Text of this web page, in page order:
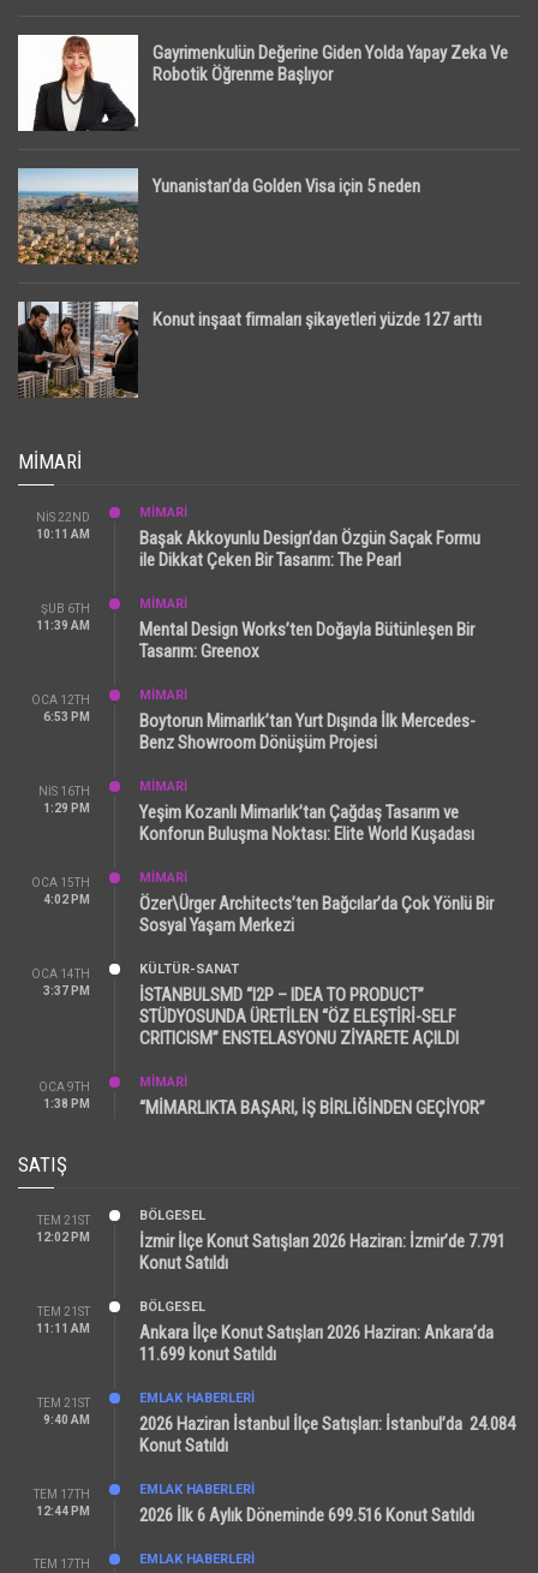
Gayrimenkulün Değerine Giden Yolda Yapay Zeka Ve
Robotik Öğrenme Başlıyor
Yunanistan’da Golden Visa için 5 neden
Konut inşaat firmaları şikayetleri yüzde 127 arttı
MIMARI
NIS 22ND
10:11 AM
MİMARİ
Başak Akkoyunlu Design’dan Özgün Saçak Formu
ile Dikkat Çeken Bir Tasarım: The Pearl
ŞUB 6TH
11:39 AM
MİMARİ
Mental Design Works’ten Doğayla Bütünleşen Bir
Tasarım: Greenox
OCA 12TH
6:53 PM
MİMARİ
Boytorun Mimarlık’tan Yurt Dışında İlk Mercedes-
Benz Showroom Dönüşüm Projesi
NIS 16TH
1:29 PM
MİMARİ
Yeşim Kozanlı Mimarlık’tan Çağdaş Tasarım ve
Konforun Buluşma Noktası: Elite World Kuşadası
OCA 15TH
4:02 PM
MİMARİ
Özer\Ürger Architects’ten Bağcılar’da Çok Yönlü Bir
Sosyal Yaşam Merkezi
OCA 14TH
3:37 PM
KÜLTÜR-SANAT
İSTANBULSMD “I2P – IDEA TO PRODUCT”
STÜDYOSUNDA ÜRETİLEN “ÖZ ELEŞTİRİ-SELF
CRITICISM” ENSTELASYONU ZİYARETE AÇILDI
OCA 9TH
1:38 PM
MİMARİ
“MİMARLIKTA BAŞARI, İŞ BİRLİĞİNDEN GEÇİYOR”
SATIŞ
TEM 21ST
12:02 PM
BÖLGESEL
İzmir İlçe Konut Satışları 2026 Haziran: İzmir’de 7.791
Konut Satıldı
TEM 21ST
11:11 AM
BÖLGESEL
Ankara İlçe Konut Satışları 2026 Haziran: Ankara’da
11.699 konut Satıldı
TEM 21ST
9:40 AM
EMLAK HABERLERI
2026 Haziran İstanbul İlçe Satışları: İstanbul’da 24.084
Konut Satıldı
TEM 17TH
12:44 PM
EMLAK HABERLERI
2026 İlk 6 Aylık Döneminde 699.516 Konut Satıldı
TEM 17TH EMLAK HABERLERI